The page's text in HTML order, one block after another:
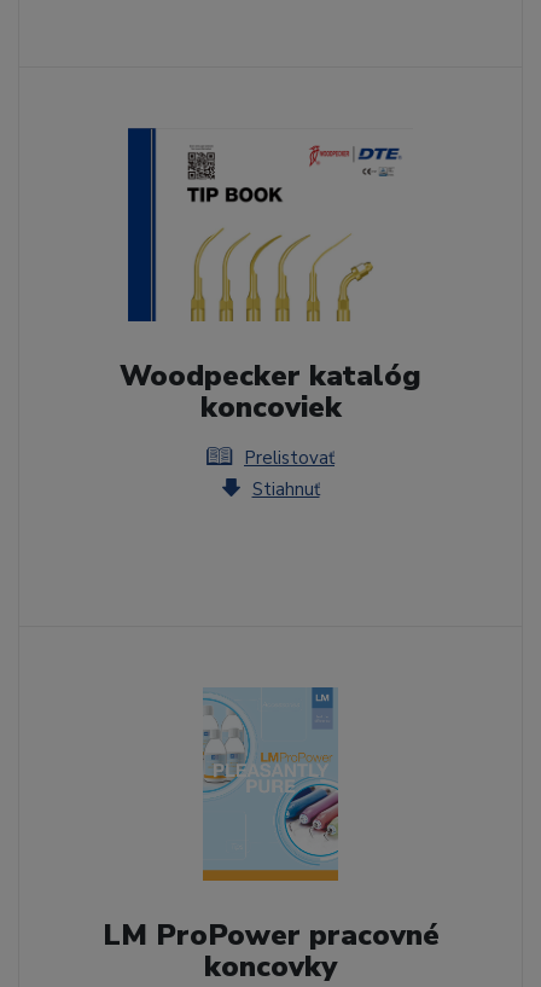
Woodpecker katalóg
koncoviek
Prelistovať
Stiahnuť
LM ProPower pracovné
koncovky